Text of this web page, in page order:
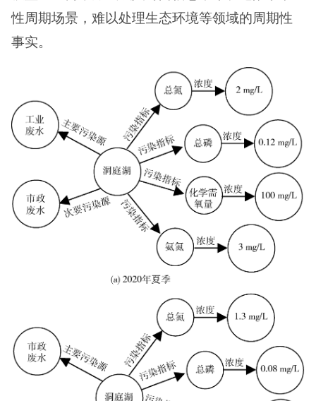
性周期场景，难以处理生态环境等领域的周期性
事实。